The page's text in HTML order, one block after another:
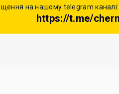
на нашому telegram каналі:
https://t.me/